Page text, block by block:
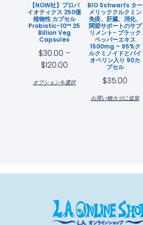
【NOW社】プロバ
イオティクス 250億
植物性 カプセル
Probiotic-10™ 25
Billion Veg
Capsules
$30.00 –
$120.00
オプションを選択
BIO Schwarts ター
メリッククルクミン
免疫、肝臓、消化、
関節サポートのサプ
リメント- ブラック
ペッパーエキス
1500mg – 95%ク
ルクミノイドとバイ
オペリン入り 90カ
プセル
$35.00
お買い物カゴに追加